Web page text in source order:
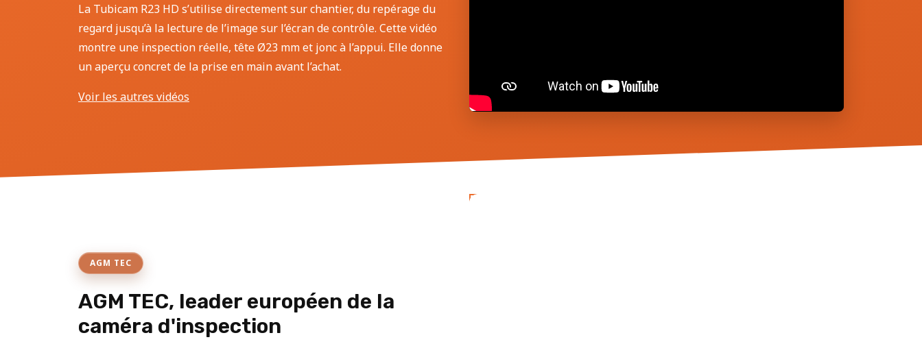
La Tubicam R23 HD s’utilise directement sur chantier, du repérage du
regard jusqu’à la lecture de l’image sur l’écran de contrôle. Cette vidéo
montre une inspection réelle, tête Ø23 mm et jonc à l’appui. Elle donne
un aperçu concret de la prise en main avant l’achat.
Voir les autres vidéos
AGM TEC
AGM TEC, leader européen de la
caméra d'inspection